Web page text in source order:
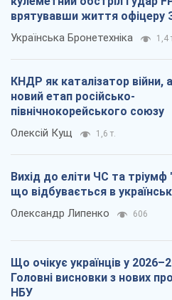
врятувавши життя офіцеру
Українська Бронетехніка 1,4
КНДР як каталізатор війни,
новий етап російсько-
північнокорейського союзу
Олексій Кущ 1,6 т.
Вихід до еліти ЧС та
що відбувається в
Олександр Липенко 606
Що очікує українців у
Головні висновки з нових
НБУ